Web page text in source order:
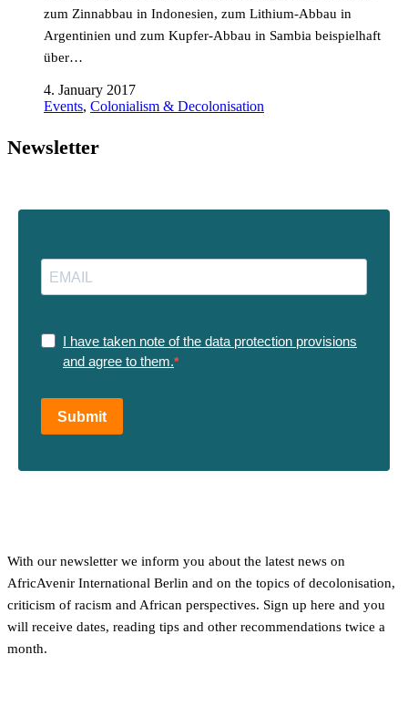
zum Zinnabbau in Indonesien, zum Lithium-Abbau in
Argentinien und zum Kupfer-Abbau in Sambia beispielhaft
über…
4. January 2017
Events, Colonialism & Decolonisation
Newsletter
I have taken note of the data protection provisions
and agree to them.
Submit
With our newsletter we inform you about the latest news on
AfricAvenir International Berlin and on the topics of decolonisation,
criticism of racism and African perspectives. Sign up here and you
will receive dates, reading tips and other recommendations twice a
month.